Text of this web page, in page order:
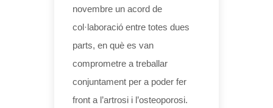
novembre un acord de
col·laboració entre totes dues
parts, en què es van
comprometre a treballar
conjuntament per a poder fer
front a l’artrosi i l’osteoporosi.